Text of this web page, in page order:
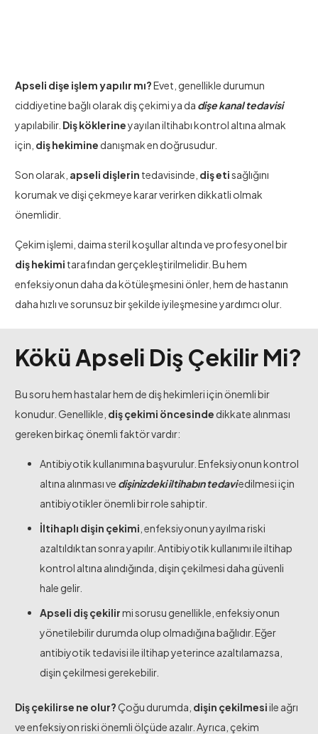
Apseli dişe işlem yapılır mı?Evet, genellikle durumun
ciddiyetine bağlı olarak diş çekimi ya da dişe kanal tedavisi
yapılabilir. Diş köklerineyayılan iltihabı kontrol altına almak
için, diş hekimine danışmak en doğrusudur.
Son olarak, apseli dişlerin tedavisinde, diş etisağlığını
korumak ve dişi çekmeye karar verirken dikkatli olmak
önemlidir.
Çekim işlemi, daima steril koşullar altında ve profesyonel bir
diş hekimi tarafından gerçekleştirilmelidir. Bu hem
enfeksiyonun daha da kötüleşmesini önler, hem de hastanın
daha hızlı ve sorunsuz bir şekilde iyileşmesine yardımcı olur.
Kökü Apseli Diş Çekilir Mi?
Bu soru hem hastalar hem de diş hekimleri için önemli bir
konudur. Genellikle, diş çekimi öncesinde dikkate alınması
gereken birkaç önemli faktör vardır:
Antibiyotik kullanımına başvurulur. Enfeksiyonun kontrol
altına alınması ve dişinizdeki iltihabın tedaviedilmesi için
antibiyotikler önemli bir role sahiptir.
İltihaplı dişin çekimi , enfeksiyonun yayılma riski
azaltıldıktan sonra yapılır. Antibiyotik kullanımı ile iltihap
kontrol altına alındığında, dişin çekilmesi daha güvenli
hale gelir.
Apseli diş çekilirmi sorusu genellikle, enfeksiyonun
yönetilebilir durumda olup olmadığına bağlıdır. Eğer
antibiyotik tedavisi ile iltihap yeterince azaltılamazsa,
dişin çekilmesi gerekebilir.
Diş çekilirse ne olur?Çoğu durumda, dişin çekilmesiile ağrı
ve enfeksiyon riski önemli ölçüde azalır. Ayrıca, çekim